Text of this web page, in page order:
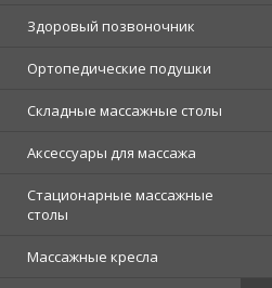
Здоровый позвоночник
Ортопедические подушки
Складные массажные столы
Аксессуары для массажа
Стационарные массажные
столы
Массажные кресла